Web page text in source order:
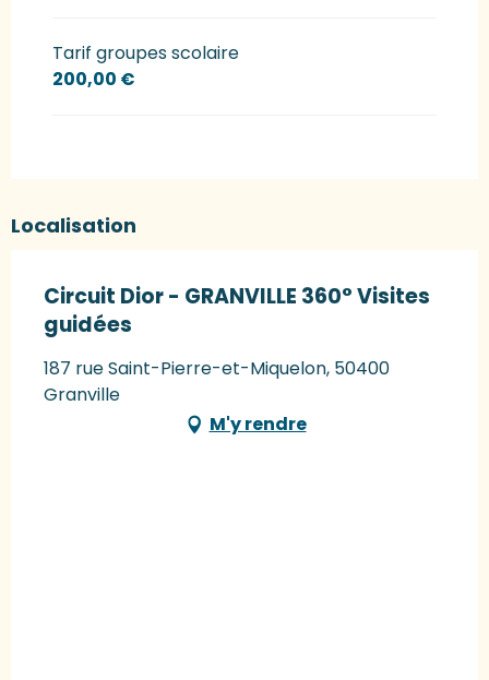
Tarif groupes scolaire
200,00 €
Localisation
Circuit Dior - GRANVILLE 360° Visites
guidées
187 rue Saint-Pierre-et-Miquelon, 50400
Granville
M'y rendre